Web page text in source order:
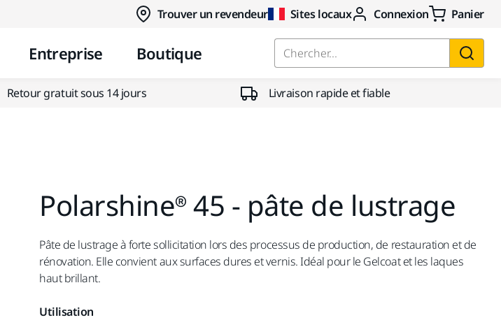
Trouver un revendeur Sites locaux Connexion Panier
Entreprise Boutique Chercher...
Retour gratuit sous 14 jours Livraison rapide et fiable
Polarshine® 45 - pâte de lustrage
Pâte de lustrage à forte sollicitation lors des processus de production, de restauration et de
rénovation. Elle convient aux surfaces dures et vernis. Idéal pour le Gelcoat et les laques
haut brillant.
Utilisation